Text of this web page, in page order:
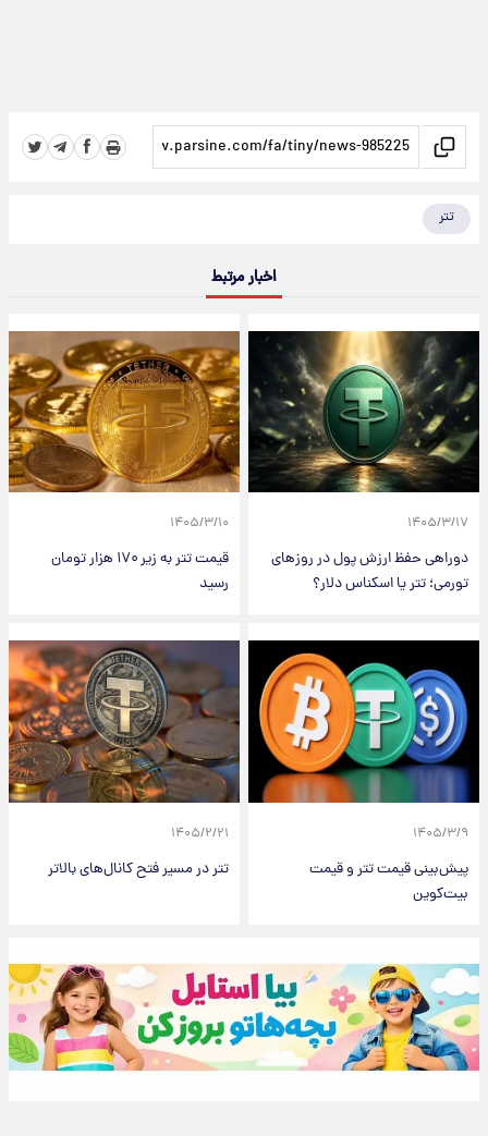
تتر
اخبار مرتبط
۱۴۰۵/۳/۱۷
دوراهی حفظ ارزش پول در روزهای
تورمی؛ تتر یا اسکناس دلار؟
۱۴۰۵/۳/۱۰
قیمت تتر به زیر ۱۷۰ هزار تومان
رسید
۱۴۰۵/۳/۹
پیش‌بینی قیمت تتر و قیمت
بیت‌کوین
۱۴۰۵/۲/۲۱
تتر در مسیر فتح کانال‌های بالاتر